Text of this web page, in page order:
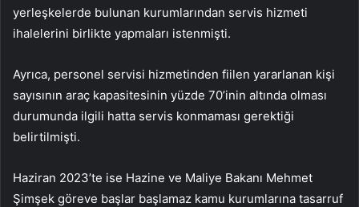
yerleşkelerde bulunan kurumlarından servis hizmeti
ihalelerini birlikte yapmaları istenmişti.
Ayrıca, personel servisi hizmetinden fiilen yararlanan kişi
sayısının araç kapasitesinin yüzde 70’inin altında olması
durumunda ilgili hatta servis konmaması gerektiği
belirtilmişti.
Haziran 2023’te ise Hazine ve Maliye Bakanı Mehmet
Şimşek göreve başlar başlamaz kamu kurumlarına tasarruf